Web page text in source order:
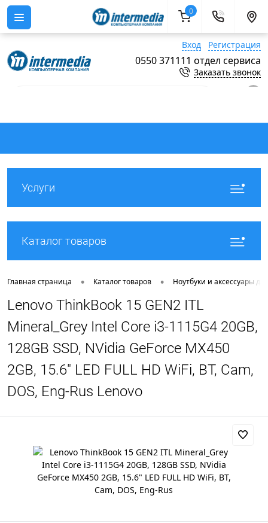
Вход Регистрация
0550 371111 отдел сервиса
Заказать звонок
Услуги
Каталог товаров
Главная страница • Каталог товаров • Ноутбуки и аксессуары
Lenovo ThinkBook 15 GEN2 ITL
Mineral_Grey Intel Core i3-1115G4 20GB,
128GB SSD, NVidia GeForce MX450
2GB, 15.6" LED FULL HD WiFi, BT, Cam,
DOS, Eng-Rus Lenovo
0